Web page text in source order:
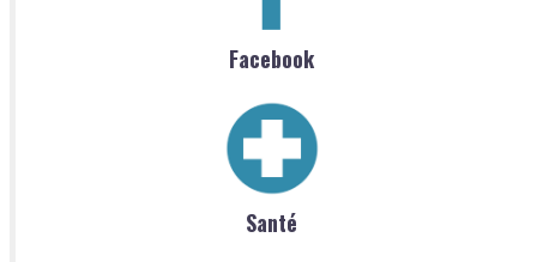
Facebook
Santé